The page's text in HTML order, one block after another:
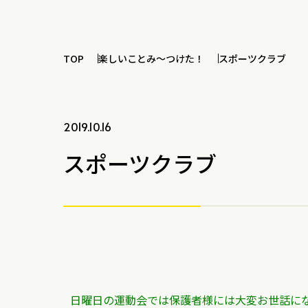
TOP 楽しいことみ～つけた！ スポーツクラブ
2019.10.16
スポーツクラブ
日曜日の運動会では保護者様には大変お世話に